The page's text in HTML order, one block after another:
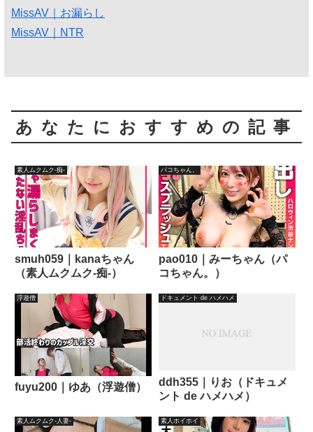
MissAV｜お漏らし
MissAV｜NTR
あなたにおすすめの記事
素人ムクムク-痴-
smuh059｜kanaちゃん
（素人ムクムク-痴-）
パコちゃん。
pao010｜みーちゃん（パ
コちゃん。）
浮遊僧
fuyu200｜ゆあ（浮遊僧）
ドキュメント de ハメハメ
ddh355｜りお（ドキュメ
ント de ハメハメ）
素人ムクムク-人妻- 素人ホイホイ